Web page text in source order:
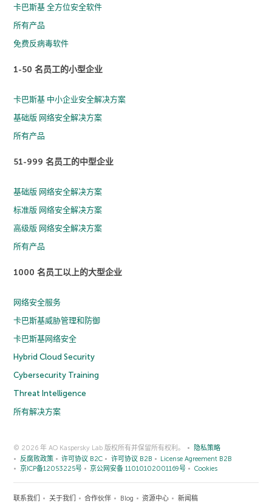
卡巴斯基 全方位安全软件
所有产品
免费反病毒软件
1-50 名员工的小型企业
卡巴斯基 中小企业安全解决方案
基础版 网络安全解决方案
所有产品
51-999 名员工的中型企业
基础版 网络安全解决方案
标准版 网络安全解决方案
高级版 网络安全解决方案
所有产品
1000 名员工以上的大型企业
网络安全服务
卡巴斯基威胁管理和防御
卡巴斯基网络安全
Hybrid Cloud Security
Cybersecurity Training
Threat Intelligence
所有解决方案
© 2026 年 AO Kaspersky Lab 版权所有并保留所有权利。
隐私策略
反腐败政策
许可协议 B2C 许可协议 B2B
License Agreement B2B
京ICP备12053225号
京公网安备 11010102001169号 Cookies
联系我们 关于我们 合作伙伴 Blog 资源中心 新闻稿